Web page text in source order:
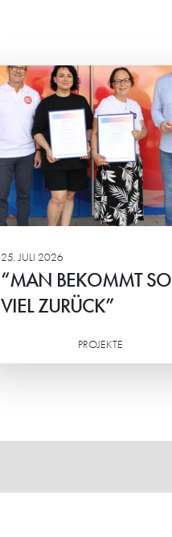
25. JULI 2026
“MAN BEKOMMT SO
VIEL ZURÜCK”
PROJEKTE